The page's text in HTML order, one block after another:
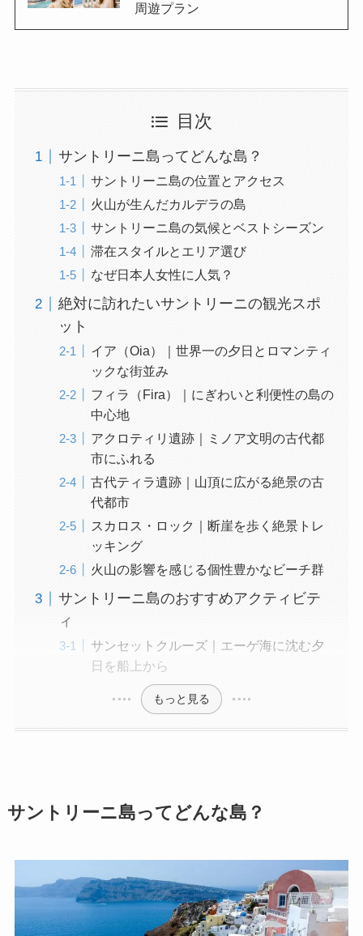
周遊プラン
目次
サントリーニ島ってどんな島？
サントリーニ島の位置とアクセス
火山が生んだカルデラの島
サントリーニ島の気候とベストシーズン
滞在スタイルとエリア選び
なぜ日本人女性に人気？
絶対に訪れたいサントリーニの観光スポ
ット
イア（Oia）｜世界一の夕日とロマンティ
ックな街並み
フィラ（Fira）｜にぎわいと利便性の島の
中心地
アクロティリ遺跡｜ミノア文明の古代都
市にふれる
古代ティラ遺跡｜山頂に広がる絶景の古
代都市
スカロス・ロック｜断崖を歩く絶景トレ
ッキング
火山の影響を感じる個性豊かなビーチ群
サントリーニ島のおすすめアクティビテ
ィ
サンセットクルーズ｜エーゲ海に沈む夕
日を船上から
もっと見る
サントリーニ島ってどんな島？